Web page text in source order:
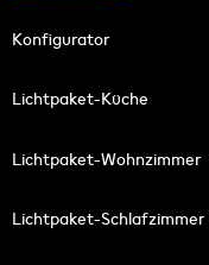
Konfigurator
Lichtpaket-Küche
Lichtpaket-Wohnzimmer
Lichtpaket-Schlafzimmer